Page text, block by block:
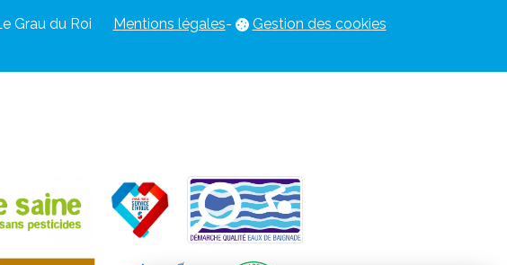
Grau du Roi Mentions légales- Gestion des cookies